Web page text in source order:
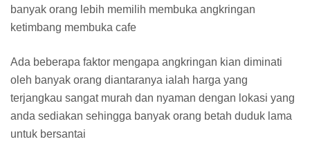
banyak orang lebih memilih membuka angkringan
ketimbang membuka cafe
Ada beberapa faktor mengapa angkringan kian diminati
oleh banyak orang diantaranya ialah harga yang
terjangkau sangat murah dan nyaman dengan lokasi yang
anda sediakan sehingga banyak orang betah duduk lama
untuk bersantai